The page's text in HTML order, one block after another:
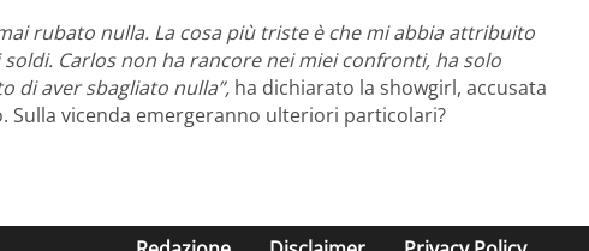
rubato nulla. La cosa più triste è che mi abbia attribuito
Carlos non ha rancore nei miei confronti, ha solo
di aver sbagliato nulla”, ha dichiarato la showgirl, accusata
Sulla vicenda emergeranno ulteriori particolari?